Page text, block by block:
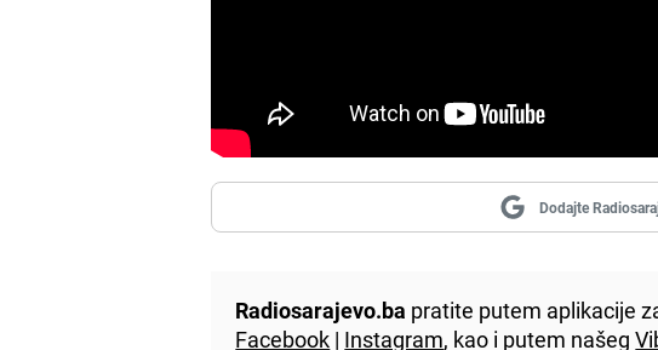
Dodajte
Radiosarajevo.ba pratite putem aplikacije
Facebook | Instagram, kao i putem našeg